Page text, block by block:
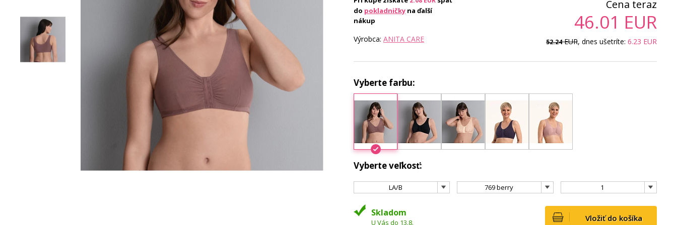
do pokladničky na ďalší
nákup
Výrobca: ANITA CARE
Cena teraz
46.01 EUR
52.24EUR, dnes ušetríte: 6.23 EUR
Vyberte farbu:
Vyberte veľkosť:
LA/B 769 berry 1
Vložiť do košíka
Skladom
U Vás do 13.8.